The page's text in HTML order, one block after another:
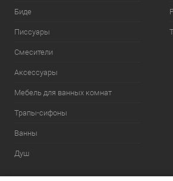
Биде
Писсуары
Смесители
Аксессуары
Мебель для ванных комнат
Трапы-сифоны
Ванны
Душ